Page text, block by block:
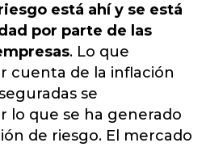
está ahí y se está
por parte de las
. Lo que
cuenta de la inflación
se
lo que se ha generado
de riesgo. El mercado